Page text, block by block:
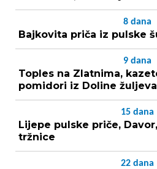
8 dana
Bajkovita priča iz pulske
9 dana
Toples na Zlatnima,
pomidori iz Doline žuljeva
15 dana
Lijepe pulske priče,
tržnice
22 dana